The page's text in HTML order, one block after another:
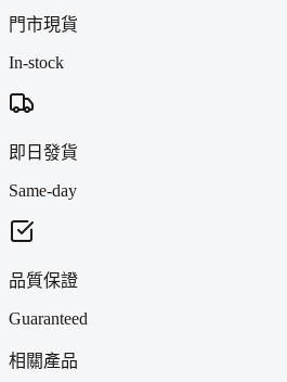
門市現貨
In-stock
即日發貨
Same-day
品質保證
Guaranteed
相關產品